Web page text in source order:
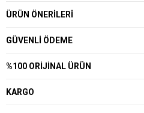
ÜRÜN ÖNERILERI
GÜVENLI ÖDEME
%100 ORIJINAL ÜRÜN
KARGO